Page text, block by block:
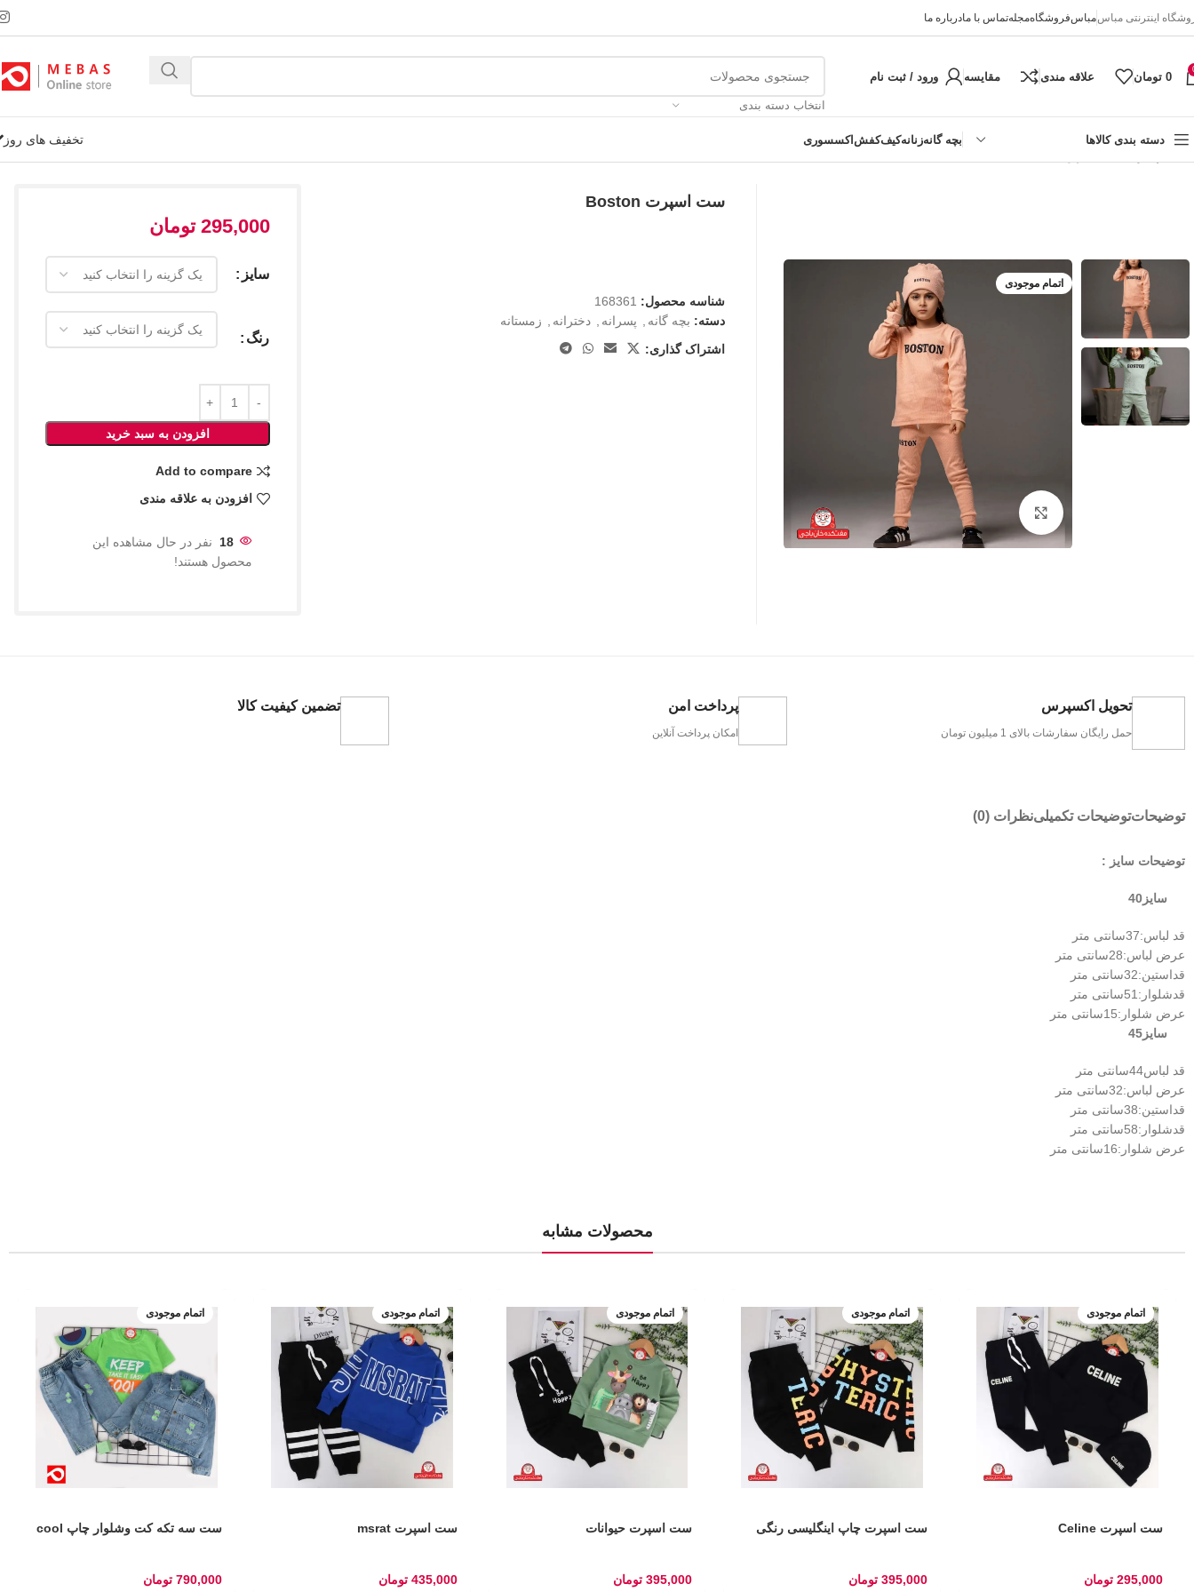
اینترنتی مباسمباسفروشگاهمجلهتماس با مادرباره ما
0 تومان علاقه مندی مقایسه ورود / ثبت نام
انتخاب دسته بندی
دسته بندی کالاها
نوزادی
بچه گانهزنانهکیفکفشاکسسوری
تخفیف های روز
اتمام موجودی
بزرگنمایی تصویر
ست اسپرت Boston
شناسه محصول: 168361
دسته: بچه گانه پسرانه دخترانه
زمستانه
اشتراک گذاری:
295,000 تومان
سایز
رنگ
افزودن به سبد خرید
Add to compare
افزودن به علاقه مندی
18
نفر در حال مشاهده این
محصول هستند!
تحویل اکسپرس
حمل رایگان سفارشات بالای 1 میلیون تومان
پرداخت امن
امکان پرداخت آنلاین
تضمین کیفیت کالا
توضیحاتتوضیحات تکمیلینظرات (0)
توضیحات سایز :
سایز40
قد لباس:37سانتی متر
عرض لباس:28سانتی متر
قداستین:32سانتی متر
قدشلوار:51سانتی متر
عرض شلوار:15سانتی متر
سایز45
قد لباس44سانتی متر
عرض لباس:32سانتی متر
قداستین:38سانتی متر
قدشلوار:58سانتی متر
عرض شلوار:16سانتی متر
محصولات مشابه
اتمام موجودی
ست اسپرت Celine
295,000 تومان
اتمام موجودی
ست اسپرت چاپ اینگلیسی رنگی
395,000 تومان
اتمام موجودی
ست اسپرت حیوانات
395,000 تومان
اتمام موجودی
ست اسپرت msrat
435,000 تومان
اتمام موجودی
ست سه تکه کت وشلوار چاپ cool
790,000 تومان